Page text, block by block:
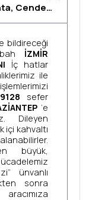
İzmir, Gaziantep, Adıyaman, Kahta, Cendere Köprüsü, Karakuş Tümülüsü, Nemrut Dağı, Diyarbakır
bildireceği
İZMİR
İç hatlar
ile
sefer
‘e
Dileyen
içi kahvaltı
büyük,
ünvanlı
sonra